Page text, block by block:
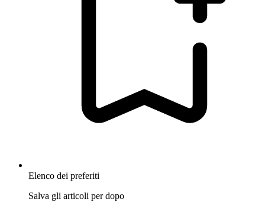
Elenco dei preferiti
Salva gli articoli per dopo